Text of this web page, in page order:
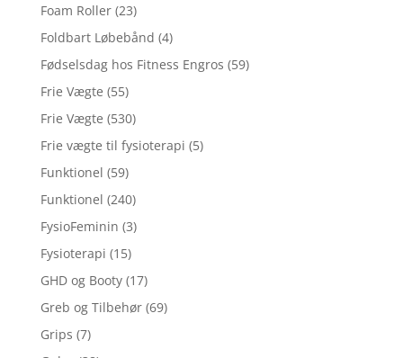
Foam Roller (23)
Foldbart Løbebånd (4)
Fødselsdag hos Fitness Engros (59)
Frie Vægte (55)
Frie Vægte (530)
Frie vægte til fysioterapi (5)
Funktionel (59)
Funktionel (240)
FysioFeminin (3)
Fysioterapi (15)
GHD og Booty (17)
Greb og Tilbehør (69)
Grips (7)